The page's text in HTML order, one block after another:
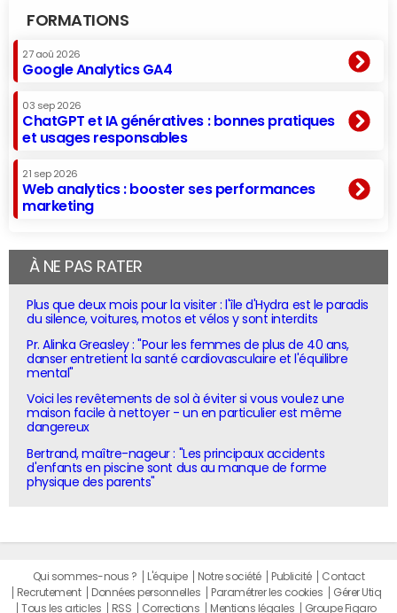
FORMATIONS
27 aoû 2026
Google Analytics GA4
03 sep 2026
ChatGPT et IA génératives : bonnes pratiques
et usages responsables
21 sep 2026
Web analytics : booster ses performances
marketing
À NE PAS RATER
Plus que deux mois pour la visiter : l'île d'Hydra est le paradis
du silence, voitures, motos et vélos y sont interdits
Pr. Alinka Greasley : "Pour les femmes de plus de 40 ans,
danser entretient la santé cardiovasculaire et l'équilibre
mental"
Voici les revêtements de sol à éviter si vous voulez une
maison facile à nettoyer - un en particulier est même
dangereux
Bertrand, maître-nageur : "Les principaux accidents
d'enfants en piscine sont dus au manque de forme
physique des parents"
Qui sommes-nous ? L'équipe Notre société Publicité
Contact
Recrutement
Données personnelles Paramétrer les cookies
Gérer Utiq
Tous les articles
RSS Corrections Mentions légales Groupe Figaro